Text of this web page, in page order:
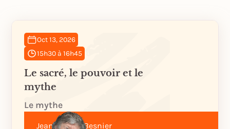
Oct 13, 2026
15h30 à 16h45
Le sacré, le pouvoir et le
mythe
Le mythe
Jean-Michel Besnier